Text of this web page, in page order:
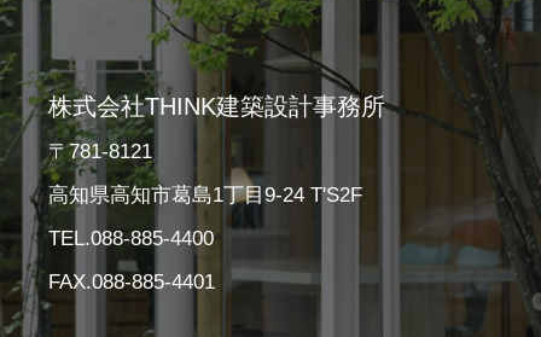
株式会社THINK建築設計事務所
〒781-8121
高知県高知市葛島1丁目9-24 T'S2F
TEL.088-885-4400
FAX.088-885-4401